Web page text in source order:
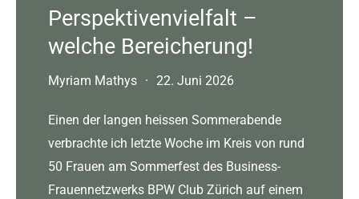
Perspektivenvielfalt –
welche Bereicherung!
Myriam Mathys · 22. Juni 2026
Einen der langen heissen Sommerabende
verbrachte ich letzte Woche im Kreis von rund
50 Frauen am Sommerfest des Business-
Frauennetzwerks BPW Club Zürich auf einem